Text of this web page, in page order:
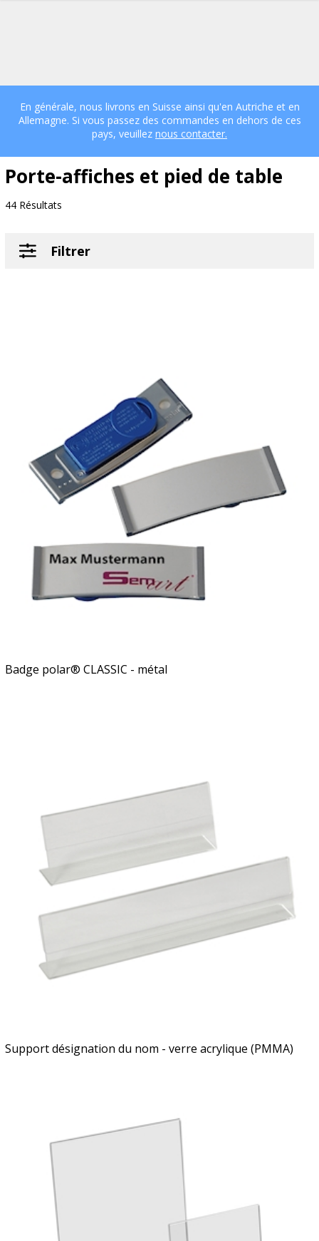
En générale, nous livrons en Suisse ainsi qu'en Autriche et en
Allemagne. Si vous passez des commandes en dehors de ces
pays, veuillez nous contacter.
Porte-affiches et pied de table
44 Résultats
Filtrer
Badge polar® CLASSIC - métal
Support désignation du nom - verre acrylique (PMMA)